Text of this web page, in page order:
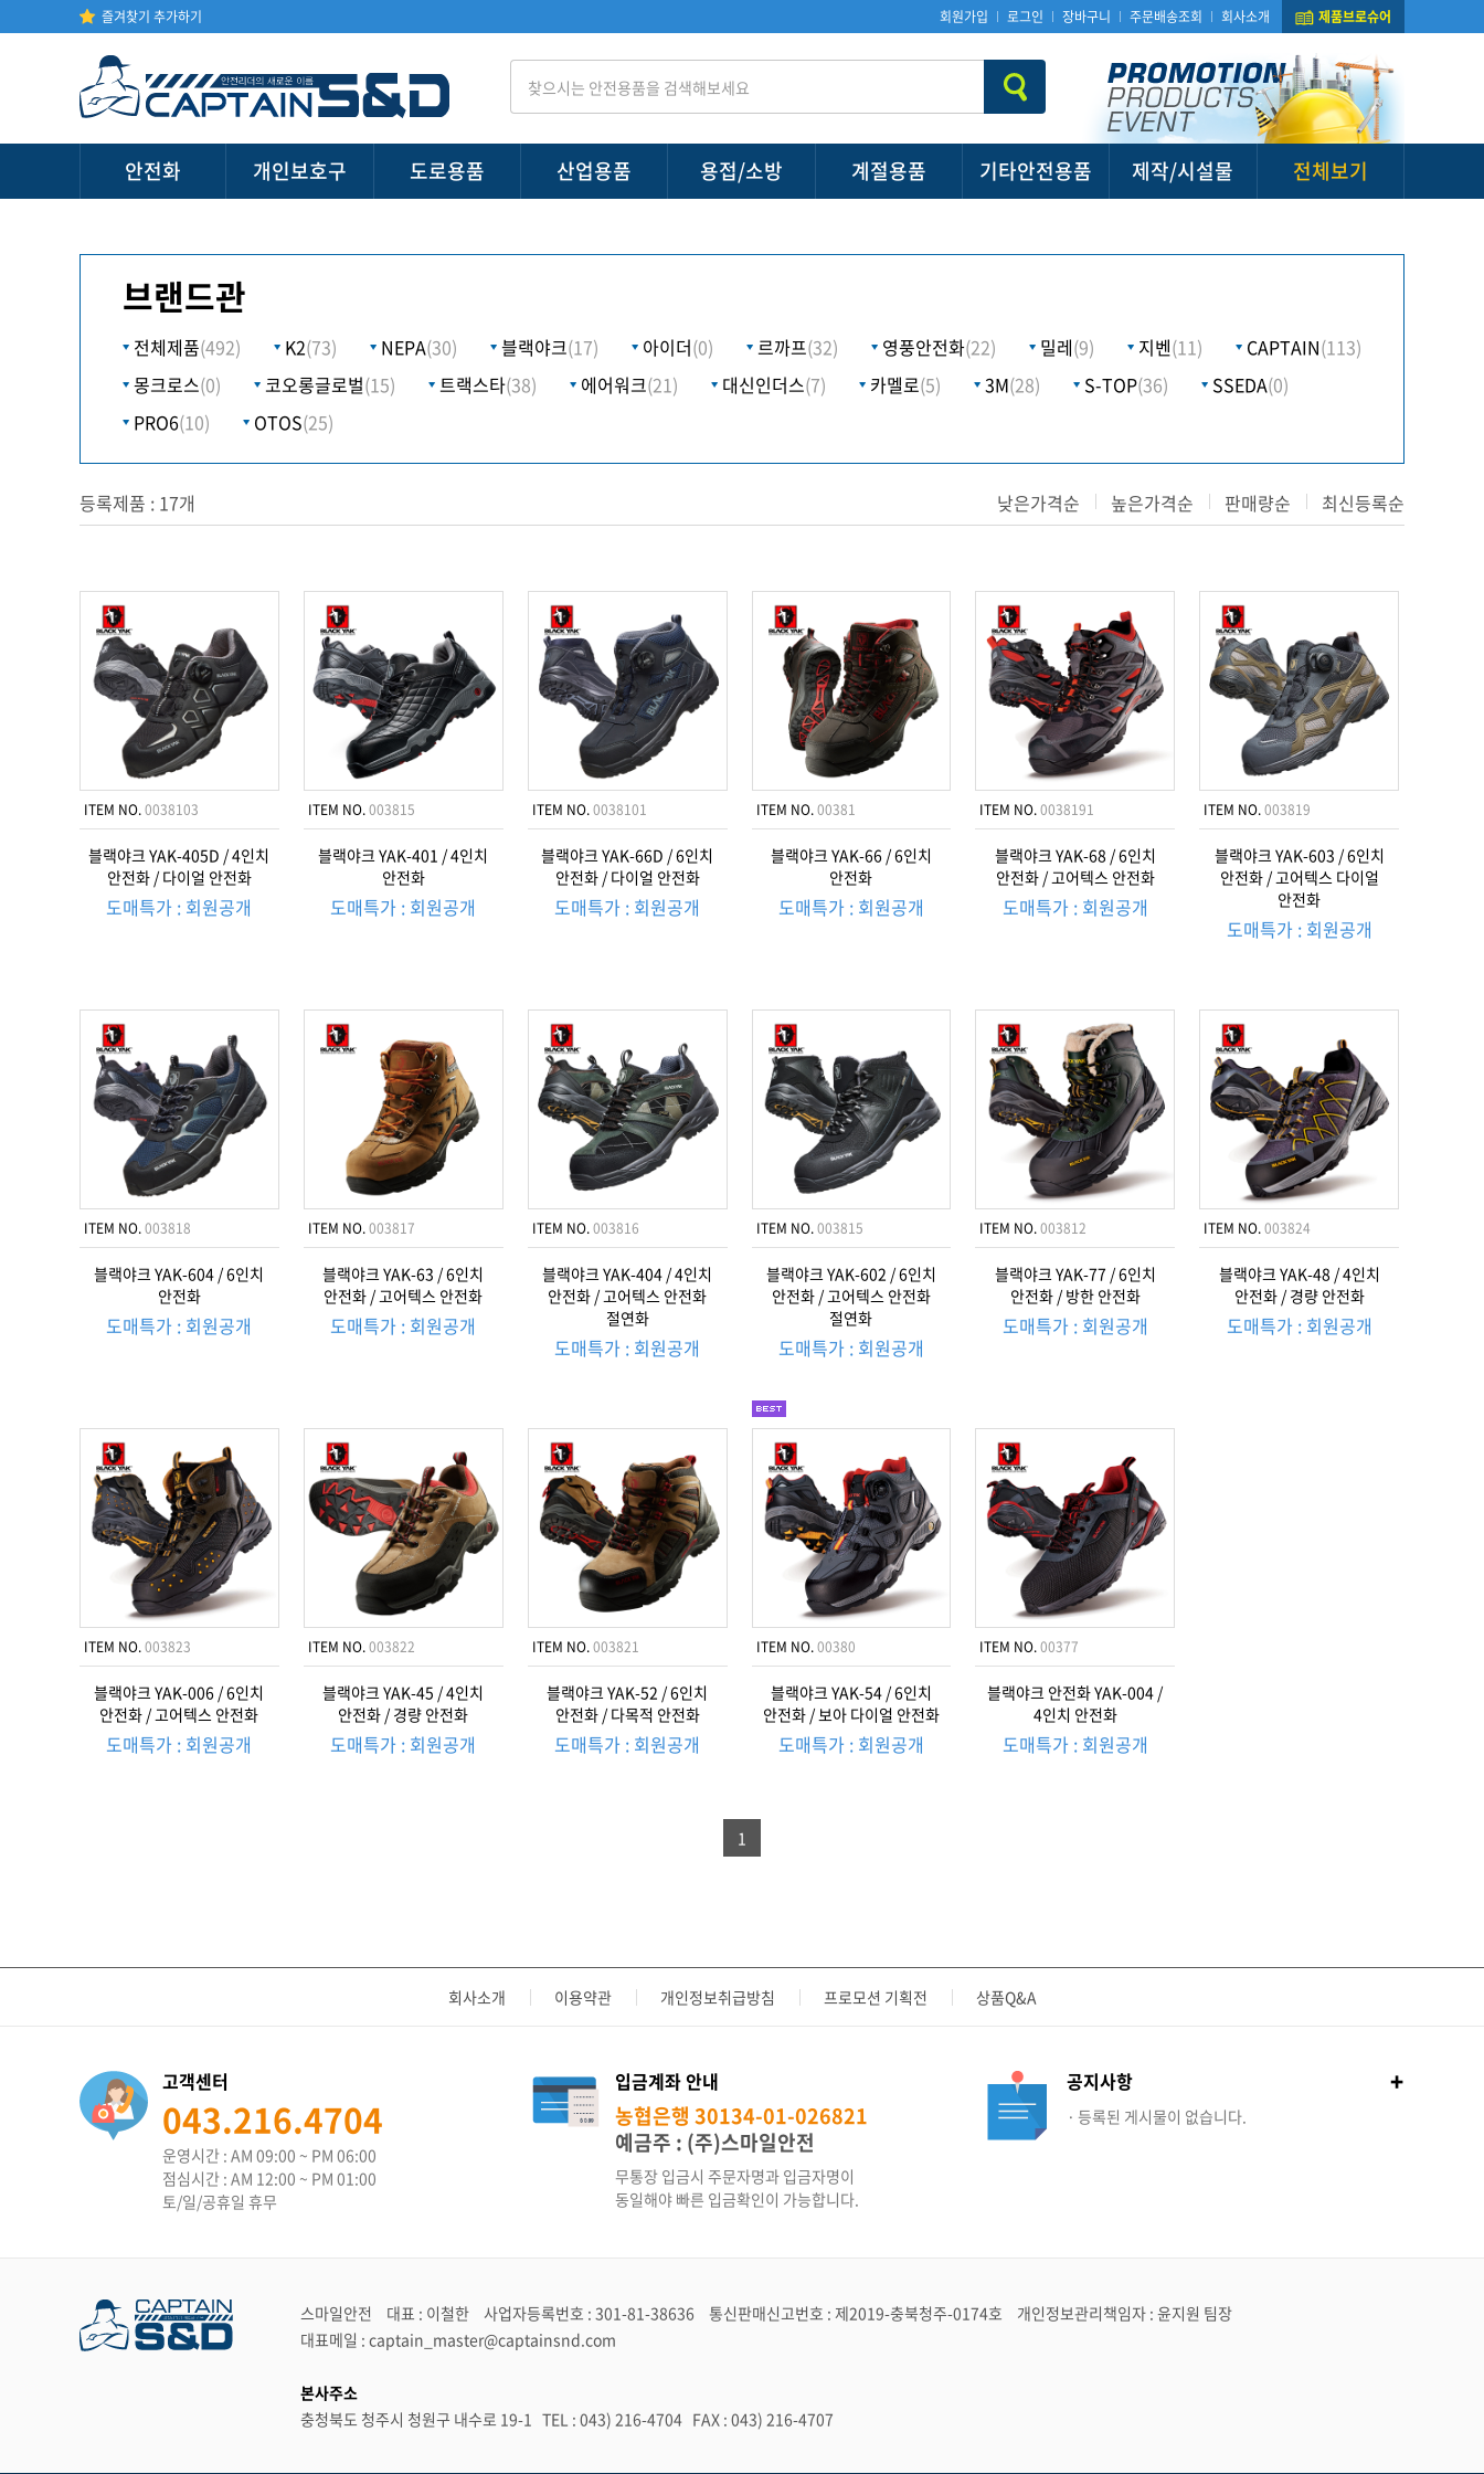
즐겨찾기 추가하기 회원가입 로그인 장바구니 주문배송조회 회사소개 제품브로슈어
안전화 개인보호구 도로용품 산업용품 용접/소방 계절용품 기타안전용품 제작/시설물 전체보기
브랜드관
전체제품(492) K2(73) NEPA(30) 블랙야크(17) 아이더(0) 르까프(32) 영풍안전화(22) 밀레(9) 지벤(11) CAPTAIN(113)
몽크로스(0) 코오롱글로벌(15) 트랙스타(38) 에어워크(21) 대신인더스(7) 카멜로(5) 3M(28) S-TOP(36) SSEDA(0)
PRO6(10) OTOS(25)
등록제품 : 17개 낮은가격순 높은가격순 판매량순 최신등록순
ITEM NO.0038103
블랙야크 YAK-405D / 4인치
안전화 / 다이얼 안전화
도매특가 : 회원공개
ITEM NO.003815
블랙야크 YAK-401 / 4인치
안전화
도매특가 : 회원공개
ITEM NO.0038101
블랙야크 YAK-66D / 6인치
안전화 / 다이얼 안전화
도매특가 : 회원공개
ITEM NO.00381
블랙야크 YAK-66 / 6인치
안전화
도매특가 : 회원공개
ITEM NO.0038191
블랙야크 YAK-68 / 6인치
안전화 / 고어텍스 안전화
도매특가 : 회원공개
ITEM NO.003819
블랙야크 YAK-603 / 6인치
안전화 / 고어텍스 다이얼
안전화
도매특가 : 회원공개
ITEM NO.003818
블랙야크 YAK-604 / 6인치
안전화
도매특가 : 회원공개
ITEM NO.003817
블랙야크 YAK-63 / 6인치
안전화 / 고어텍스 안전화
도매특가 : 회원공개
ITEM NO.003816
블랙야크 YAK-404 / 4인치
안전화 / 고어텍스 안전화
절연화
도매특가 : 회원공개
ITEM NO.003815
블랙야크 YAK-602 / 6인치
안전화 / 고어텍스 안전화
절연화
도매특가 : 회원공개
ITEM NO.003812
블랙야크 YAK-77 / 6인치
안전화 / 방한 안전화
도매특가 : 회원공개
ITEM NO.003824
블랙야크 YAK-48 / 4인치
안전화 / 경량 안전화
도매특가 : 회원공개
ITEM NO.003823
블랙야크 YAK-006 / 6인치
안전화 / 고어텍스 안전화
도매특가 : 회원공개
ITEM NO.003822
블랙야크 YAK-45 / 4인치
안전화 / 경량 안전화
도매특가 : 회원공개
ITEM NO.003821
블랙야크 YAK-52 / 6인치
안전화 / 다목적 안전화
도매특가 : 회원공개
ITEM NO.00380
블랙야크 YAK-54 / 6인치
안전화 / 보아 다이얼 안전화
도매특가 : 회원공개
ITEM NO.00377
블랙야크 안전화 YAK-004 /
4인치 안전화
도매특가 : 회원공개
1
회사소개 이용약관 개인정보취급방침 프로모션 기획전 상품Q&A
고객센터
043.216.4704
운영시간 : AM 09:00 ~ PM 06:00
점심시간 : AM 12:00 ~ PM 01:00
토/일/공휴일 휴무
입금계좌 안내
농협은행 30134-01-026821
예금주 : (주)스마일안전
무통장 입금시 주문자명과 입금자명이
동일해야 빠른 입금확인이 가능합니다.
공지사항
등록된 게시물이 없습니다.
+
스마일안전 대표 : 이철한 사업자등록번호 : 301-81-38636 통신판매신고번호 : 제2019-충북청주-0174호
개인정보관리책임자 : 윤지원 팀장
대표메일 : captain_master@captainsnd.com
본사주소
충청북도 청주시 청원구 내수로 19-1 TEL : 043) 216-4704 FAX : 043) 216-4707